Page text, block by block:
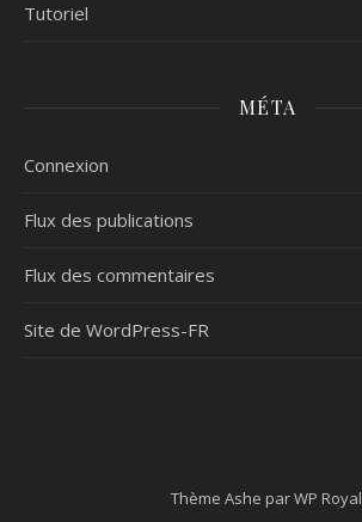
Tutoriel
MÉTA
Connexion
Flux des publications
Flux des commentaires
Site de WordPress-FR
Thème Ashe parWP Royal